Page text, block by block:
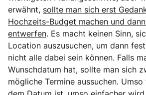
erwähnt, sollte man sich erst
Hochzeits-Budget machen und
entwerfen. Es macht keinen Sinn,
Location auszusuchen, um dann
nicht alle dabei sein können. Falls
Wunschdatum hat, sollte man sich
mögliche Termine aussuchen.